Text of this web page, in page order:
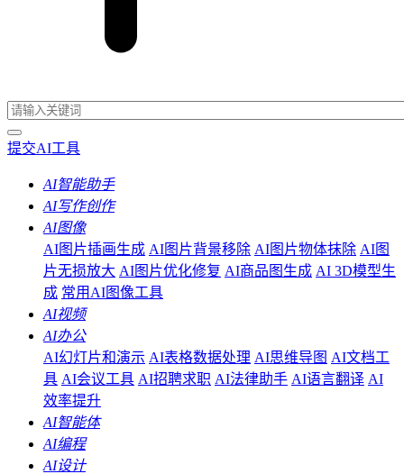
提交AI工具
AI智能助手
AI写作创作
AI图像
AI图片插画生成 AI图片背景移除 AI图片物体抹除 AI图
片无损放大 AI图片优化修复 AI商品图生成 AI 3D模型生
成 常用AI图像工具
AI视频
AI办公
AI幻灯片和演示 AI表格数据处理 AI思维导图 AI文档工
具 AI会议工具 AI招聘求职 AI法律助手 AI语言翻译 AI
效率提升
AI智能体
AI编程
AI设计